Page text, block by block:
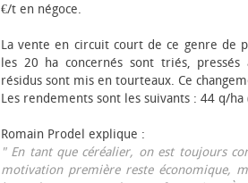
€/t en négoce.
La vente en circuit court de ce genre de
les 20 ha concernés sont triés,
résidus sont mis en tourteaux. Ce
Les rendements sont les suivants : 44 q/
Romain Prodel explique :
" En tant que céréalier, on est toujours
motivation première reste économique,